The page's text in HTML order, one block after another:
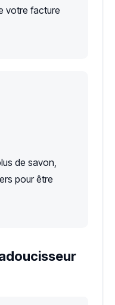
votre facture
de savon,
pour être